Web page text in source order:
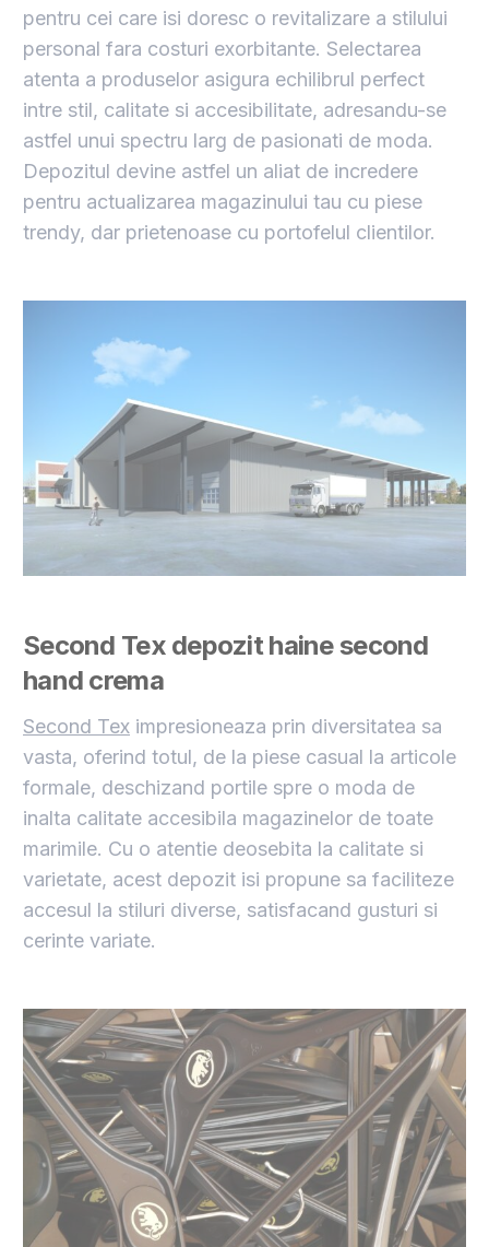
pentru cei care isi doresc o revitalizare a stilului
personal fara costuri exorbitante. Selectarea
atenta a produselor asigura echilibrul perfect
intre stil, calitate si accesibilitate, adresandu-se
astfel unui spectru larg de pasionati de moda.
Depozitul devine astfel un aliat de incredere
pentru actualizarea magazinului tau cu piese
trendy, dar prietenoase cu portofelul clientilor.
Second Tex depozit haine second
hand crema
Second Tex impresioneaza prin diversitatea sa
vasta, oferind totul, de la piese casual la articole
formale, deschizand portile spre o moda de
inalta calitate accesibila magazinelor de toate
marimile. Cu o atentie deosebita la calitate si
varietate, acest depozit isi propune sa faciliteze
accesul la stiluri diverse, satisfacand gusturi si
cerinte variate.